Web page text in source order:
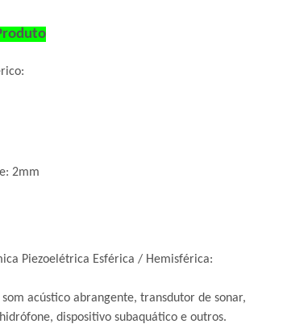
2mm
Piezoelétrica Esférica / Hemisférica:
acústico abrangente, transdutor de sonar,
dispositivo subaquático e outros.